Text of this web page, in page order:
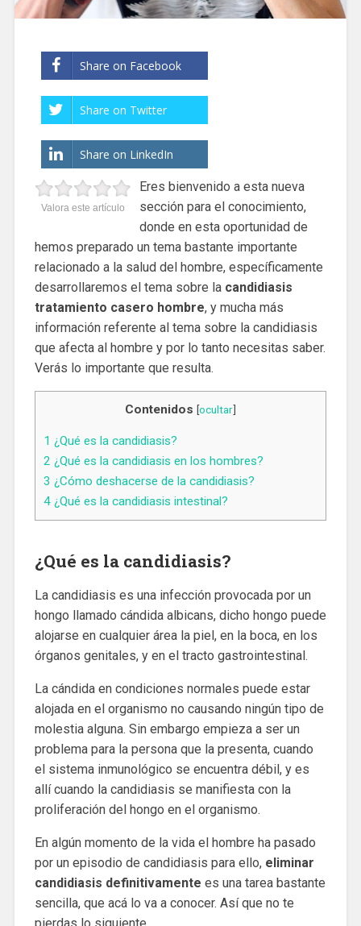
Share on Facebook
Share on Twitter
Share on LinkedIn
Valora este artículo
Eres bienvenido a esta nueva
sección para el conocimiento,
donde en esta oportunidad de
hemos preparado un tema bastante importante
relacionado a la salud del hombre, específicamente
desarrollaremos el tema sobre la candidiasis
tratamiento casero hombre, y mucha más
información referente al tema sobre la candidiasis
que afecta al hombre y por lo tanto necesitas saber.
Verás lo importante que resulta.
Contenidos [ocultar]
1 ¿Qué es la candidiasis?
2 ¿Qué es la candidiasis en los hombres?
3 ¿Cómo deshacerse de la candidiasis?
4¿Qué es la candidiasis intestinal?
¿Qué es la candidiasis?
La candidiasis es una infección provocada por un
hongo llamado cándida albicans, dicho hongo puede
alojarse en cualquier área la piel, en la boca, en los
órganos genitales, y en el tracto gastrointestinal.
La cándida en condiciones normales puede estar
alojada en el organismo no causando ningún tipo de
molestia alguna. Sin embargo empieza a ser un
problema para la persona que la presenta, cuando
el sistema inmunológico se encuentra débil, y es
allí cuando la candidiasis se manifiesta con la
proliferación del hongo en el organismo.
En algún momento de la vida el hombre ha pasado
por un episodio de candidiasis para ello, eliminar
candidiasis definitivamente es una tarea bastante
sencilla, que acá lo va a conocer. Así que no te